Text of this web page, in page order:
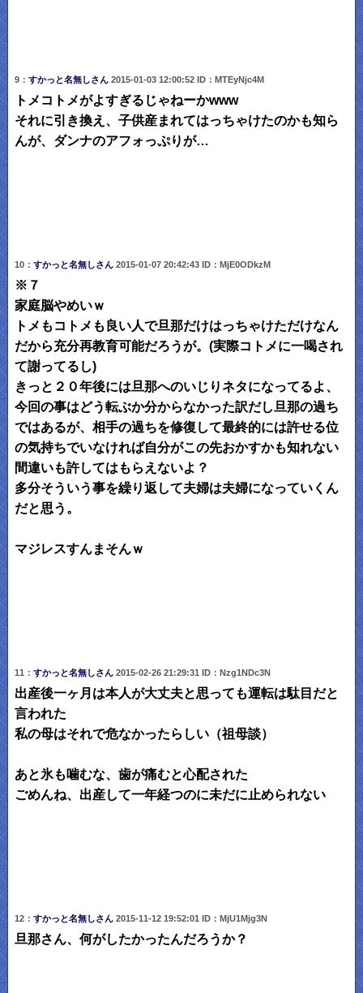
9： すかっと名無しさん 2015-01-03 12:00:52 ID：MTEyNjc4M
トメコトメがよすぎるじゃねーかwww
それに引き換え、子供産まれてはっちゃけたのかも知ら
んが、ダンナのアフォっぷりが…
10： すかっと名無しさん 2015-01-07 20:42:43 ID：MjE0ODkzM
※７
家庭脳やめいｗ
トメもコトメも良い人で旦那だけはっちゃけただけなん
だから充分再教育可能だろうが。(実際コトメに一喝され
て謝ってるし)
きっと２０年後には旦那へのいじりネタになってるよ、
今回の事はどう転ぶか分からなかった訳だし旦那の過ち
ではあるが、相手の過ちを修復して最終的には許せる位
の気持ちでいなければ自分がこの先おかすかも知れない
間違いも許してはもらえないよ？
多分そういう事を繰り返して夫婦は夫婦になっていくん
だと思う。
マジレスすんまそんｗ
11： すかっと名無しさん 2015-02-26 21:29:31 ID：Nzg1NDc3N
出産後一ヶ月は本人が大丈夫と思っても運転は駄目だと
言われた
私の母はそれで危なかったらしい（祖母談）
あと氷も噛むな、歯が痛むと心配された
ごめんね、出産して一年経つのに未だに止められない
12： すかっと名無しさん 2015-11-12 19:52:01 ID：MjU1Mjg3N
旦那さん、何がしたかったんだろうか？